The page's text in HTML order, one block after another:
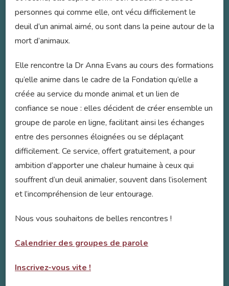
personnes qui comme elle, ont vécu difficilement le
deuil d’un animal aimé, ou sont dans la peine autour de la
mort d’animaux.
Elle rencontre la Dr Anna Evans au cours des formations
qu’elle anime dans le cadre de la Fondation qu’elle a
créée au service du monde animal et un lien de
confiance se noue : elles décident de créer ensemble un
groupe de parole en ligne, facilitant ainsi les échanges
entre des personnes éloignées ou se déplaçant
difficilement. Ce service, offert gratuitement, a pour
ambition d’apporter une chaleur humaine à ceux qui
souffrent d’un deuil animalier, souvent dans l’isolement
et l’incompréhension de leur entourage.
Nous vous souhaitons de belles rencontres !
Calendrier des groupes de parole
Inscrivez-vous vite !